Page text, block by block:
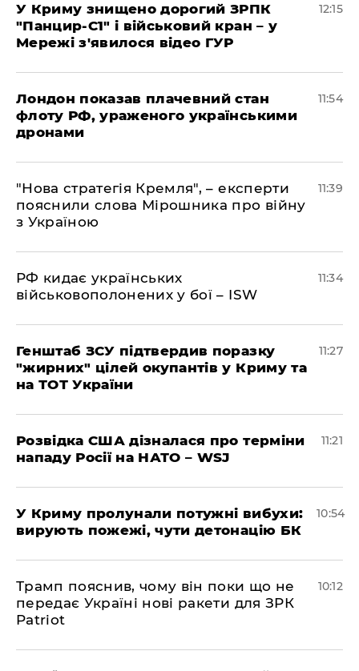
У Криму знищено дорогий ЗРПК
"Панцир-С1" і військовий кран – у
Мережі з'явилося відео ГУР
12:15
Лондон показав плачевний стан
флоту РФ, ураженого українськими
дронами
11:54
"Нова стратегія Кремля", – експерти
пояснили слова Мірошника про війну
з Україною
11:39
РФ кидає українських
військовополонених у бої – ISW
11:34
Генштаб ЗСУ підтвердив поразку
"жирних" цілей окупантів у Криму та
на ТОТ України
11:27
Розвідка США дізналася про терміни
нападу Росії на НАТО – WSJ
11:21
У Криму пролунали потужні вибухи:
вирують пожежі, чути детонацію БК
10:54
Трамп пояснив, чому він поки що не
передає Україні нові ракети для ЗРК
Patriot
10:12